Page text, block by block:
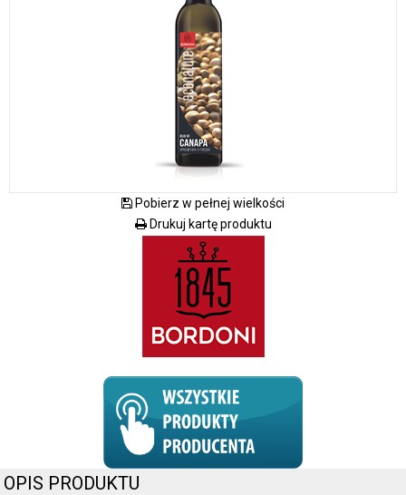
Pobierz w pełnej wielkości
Drukuj kartę produktu
OPIS PRODUKTU